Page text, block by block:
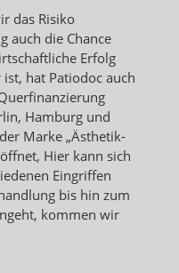
das Risiko
auch die Chance
Erfolg
hat Patiodoc auch
Hamburg und
Marke „Ästhetik-
Hier kann sich
Eingriffen
bis hin zum
kommen wir